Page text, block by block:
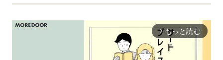
arrow_forward_ios もっと読む